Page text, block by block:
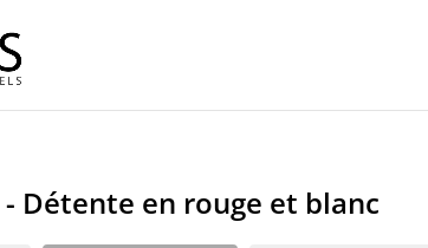
- Détente en rouge et blanc